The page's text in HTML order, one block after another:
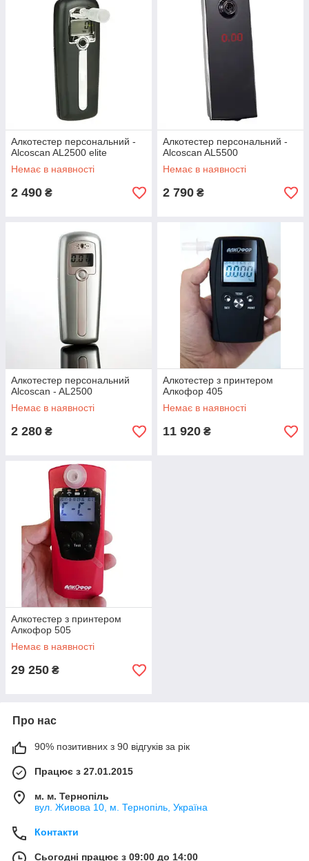
Алкотестер персональний -
Alcoscan AL2500 elite
Немає в наявності
2 490 ₴
Алкотестер персональний -
Alcoscan AL5500
Немає в наявності
2 790 ₴
Алкотестер персональний
Alcoscan - AL2500
Немає в наявності
2 280 ₴
Алкотестер з принтером
Алкофор 405
Немає в наявності
11 920 ₴
Алкотестер з принтером
Алкофор 505
Немає в наявності
29 250 ₴
Про нас
90% позитивних з 90 відгуків за рік
Працює з 27.01.2015
м. м. Тернопіль
вул. Живова 10, м. Тернопіль, Україна
Контакти
Сьогодні працює з 09:00 до 14:00